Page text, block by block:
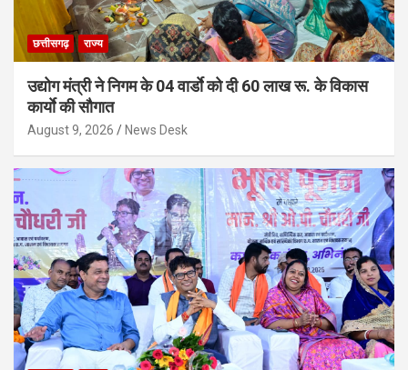
छत्तीसगढ़ राज्य
उद्योग मंत्री ने निगम के 04 वार्डाे को दी 60 लाख रू. के विकास
कार्याे की सौगात
August 9, 2026 News Desk